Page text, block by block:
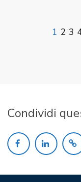
1 2 3
Condividi